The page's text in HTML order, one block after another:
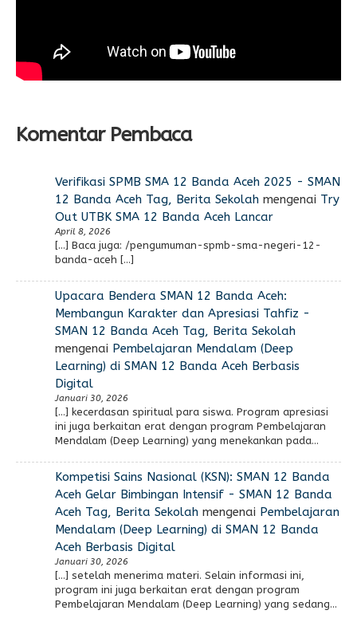
Komentar Pembaca
Verifikasi SPMB SMA 12 Banda Aceh 2025 - SMAN
12 Banda Aceh Tag, Berita Sekolahmengenai Try
Out UTBK SMA 12 Banda Aceh Lancar
April 8, 2026
[…] Baca juga: /pengumuman-spmb-sma-negeri-12-
banda-aceh […]
Upacara Bendera SMAN 12 Banda Aceh:
Membangun Karakter dan Apresiasi Tahfiz -
SMAN 12 Banda Aceh Tag, Berita Sekolah
mengenai Pembelajaran Mendalam (Deep
Learning) di SMAN 12 Banda Aceh Berbasis
Digital
Januari 30, 2026
[…] kecerdasan spiritual para siswa. Program apresiasi
ini juga berkaitan erat dengan program Pembelajaran
Mendalam (Deep Learning) yang menekankan pada…
Kompetisi Sains Nasional (KSN): SMAN 12 Banda
Aceh Gelar Bimbingan Intensif - SMAN 12 Banda
Aceh Tag, Berita Sekolahmengenai Pembelajaran
Mendalam (Deep Learning) di SMAN 12 Banda
Aceh Berbasis Digital
Januari 30, 2026
[…] setelah menerima materi. Selain informasi ini,
program ini juga berkaitan erat dengan program
Pembelajaran Mendalam (Deep Learning) yang sedang…